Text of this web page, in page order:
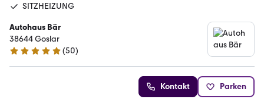
SITZHEIZUNG
Autohaus Bär
38644 Goslar
4.9 Sterne
(50)
Kontakt Parken